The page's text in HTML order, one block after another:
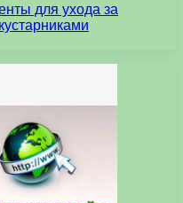
для ухода за